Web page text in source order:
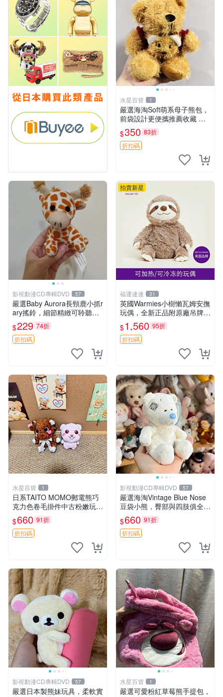
水星百貨 1
嚴選海淘Soft萌系母子熊包，
前袋設計更便攜推薦收藏 母
子熊 軟綿綿 包包
$350 83折
折扣碼
影視動漫CD專輯DVD 57
嚴選Baby Aurora長頸鹿小抓r
ary搖鈴，細節精緻可聆聽清
脆鈴音 軟萌可愛 定制紀念 金
屬搖鈴 新手媽咪推薦 長頸鹿
抓rary 搖鈴
$229 74折
折扣碼
拍賣新星
福運連連 31
英國Warmies小樹懶瓦姆安撫
玩偶，全新正品附原廠吊牌與
防塵袋，內藏薰衣草可加熱，
適合各個年齡層，冷暖兩用享
受抱抱樂趣，不容錯過嚴選好
$1,560 95折
折扣碼
水星百貨 1
日系TAITO MOMO郵電熊巧
克力色卷毛掛件中古粉嫩玩偶
微瑕推薦 postpet momo 郵
電熊 中古玩偶
$660 91折
折扣碼
影視動漫CD專輯DVD 57
嚴選海淘Vintage Blue Nose
豆袋小熊，臀部與四肢俱全，
坐高11公分，附原盒與吊牌
收藏。藍鼻子小熊，值得擁有
玩具 憶熊
$660 91折
折扣碼
影視動漫CD專輯DVD 57
嚴選日本製熊妹玩具，柔軟實
水星百貨 1
嚴選可愛粉紅草莓熊手提包，